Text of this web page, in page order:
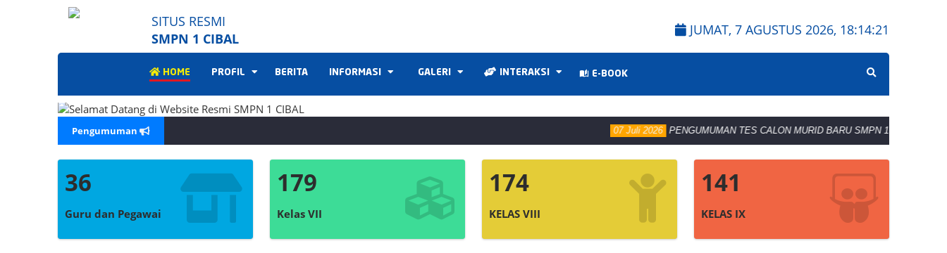
SITUS RESMI
SMPN 1 CIBAL
JUMAT, 7 AGUSTUS 2026, 18:14:22
HOME PROFIL BERITA INFORMASI GALERI INTERAKSI E-BOOK
Pengumuman 07 Juli 2026 PENGUMUMAN TES CALON MURID BARU SMPN 1 CIBAL
36
Guru dan Pegawai
179
Kelas VII
174
KELAS VIII
141
KELAS IX